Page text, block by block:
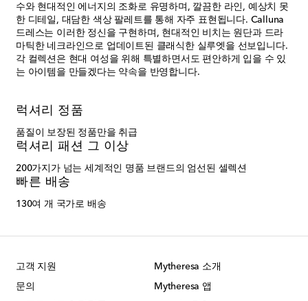
수와 현대적인 에너지의 조화로 유명하며, 깔끔한 라인, 예상치 못
한 디테일, 대담한 색상 팔레트를 통해 자주 표현됩니다. Calluna
드레스는 이러한 정신을 구현하며, 현대적인 비치는 원단과 드라
마틱한 네크라인으로 업데이트된 클래식한 실루엣을 선보입니다.
각 컬렉션은 현대 여성을 위해 특별하면서도 편안하게 입을 수 있
는 아이템을 만들겠다는 약속을 반영합니다.
럭셔리 정품
품질이 보장된 정품만을 취급
럭셔리 패션 그 이상
200가지가 넘는 세계적인 명품 브랜드의 엄선된 셀렉션
빠른 배송
130여 개 국가로 배송
고객 지원
문의
Mytheresa 소개
Mytheresa 앱